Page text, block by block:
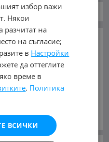
и Джипове Бусове
Яхти и Лодки
Аксесоари
(2) Bova
(19)
DONGFENG (1)
избор важи
Някои
разчитат на
на съгласие;
в Настройки
да оттеглите
време в
. Политика
ВСИЧКИ